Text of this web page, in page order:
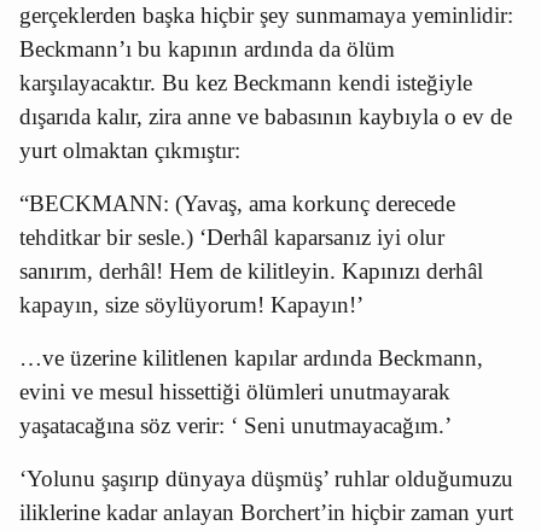
gerçeklerden başka hiçbir şey sunmamaya yeminlidir:
Beckmann’ı bu kapının ardında da ölüm
karşılayacaktır. Bu kez Beckmann kendi isteğiyle
dışarıda kalır, zira anne ve babasının kaybıyla o ev de
yurt olmaktan çıkmıştır:
“BECKMANN: (Yavaş, ama korkunç derecede
tehditkar bir sesle.) ‘Derhâl kaparsanız iyi olur
sanırım, derhâl! Hem de kilitleyin. Kapınızı derhâl
kapayın, size söylüyorum! Kapayın!’
…ve üzerine kilitlenen kapılar ardında Beckmann,
evini ve mesul hissettiği ölümleri unutmayarak
yaşatacağına söz verir: ‘ Seni unutmayacağım.’
‘Yolunu şaşırıp dünyaya düşmüş’ ruhlar olduğumuzu
iliklerine kadar anlayan Borchert’in hiçbir zaman yurt